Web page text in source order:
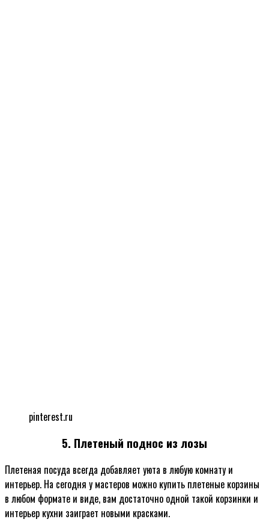
pinterest.ru
5. Плетеный поднос из лозы
Плетеная посуда всегда добавляет уюта в любую комнату и
интерьер. На сегодня у мастеров можно купить плетеные корзины
в любом формате и виде, вам достаточно одной такой корзинки и
интерьер кухни заиграет новыми красками.